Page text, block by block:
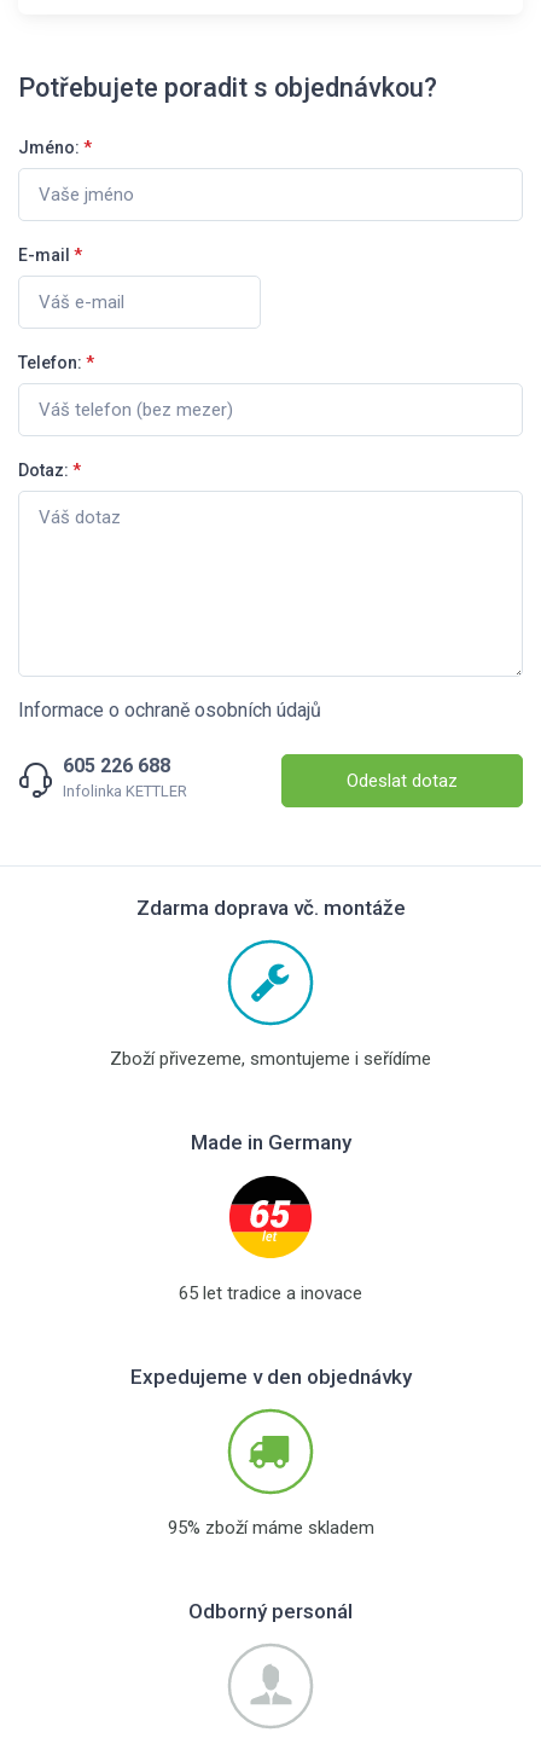
Potřebujete poradit s objednávkou?
Jméno: *
E-mail *
Telefon: *
Dotaz: *
Informace o ochraně osobních údajů
605 226 688
Infolinka KETTLER Odeslat dotaz
Zdarma doprava vč. montáže
Zboží přivezeme, smontujeme i seřídíme
Made in Germany
65 let tradice a inovace
Expedujeme v den objednávky
95% zboží máme skladem
Odborný personál